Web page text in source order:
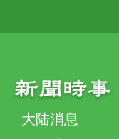
大陆消息